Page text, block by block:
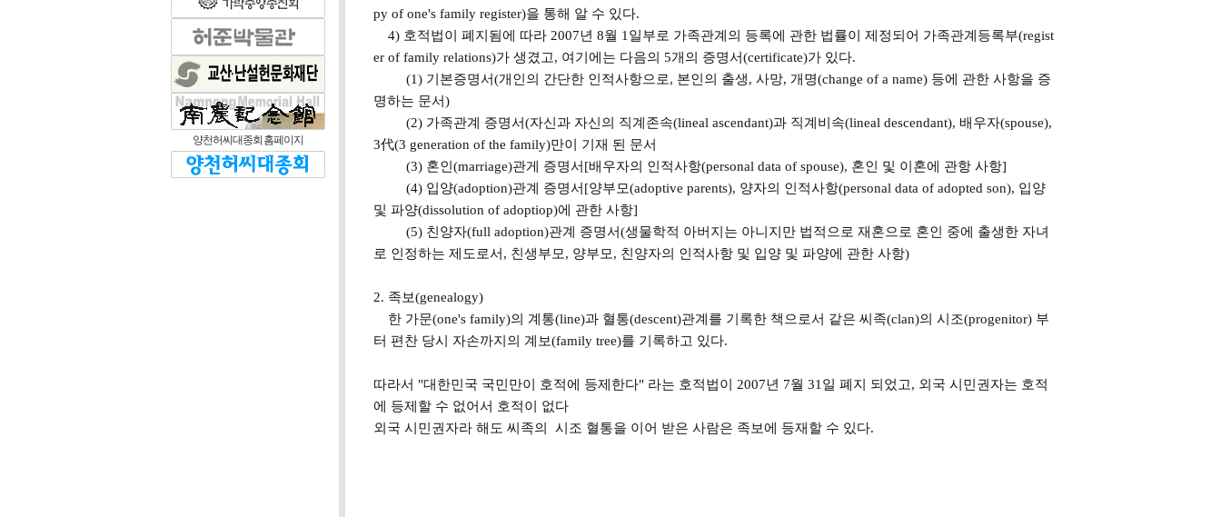
양천허씨대종회 홈페이지
py of one's family register)을 통해 알 수 있다.
4) 호적법이 폐지됨에 따라 2007년 8월 1일부로 가족관계의 등록에 관한 법률이 제정되어 가족관계등록부(regist
er of family relations)가 생겼고, 여기에는 다음의 5개의 증명서(certificate)가 있다.
(1) 기본증명서(개인의 간단한 인적사항으로, 본인의 출생, 사망, 개명(change of a name) 등에 관한 사항을 증
명하는 문서)
(2) 가족관계 증명서(자신과 자신의 직계존속(lineal ascendant)과 직계비속(lineal descendant), 배우자(spouse),
3代(3 generation of the family)만이 기재 된 문서
(3) 혼인(marriage)관게 증명서[배우자의 인적사항(personal data of spouse), 혼인 및 이혼에 관항 사항]
(4) 입양(adoption)관계 증명서[양부모(adoptive parents), 양자의 인적사항(personal data of adopted son), 입양
및 파양(dissolution of adoptiop)에 관한 사항]
(5) 친양자(full adoption)관계 증명서(생물학적 아버지는 아니지만 법적으로 재혼으로 혼인 중에 출생한 자녀
로 인정하는 제도로서, 친생부모, 양부모, 친양자의 인적사항 및 입양 및 파양에 관한 사항)
2. 족보(genealogy)
한 가문(one's family)의 계통(line)과 혈통(descent)관계를 기록한 책으로서 같은 씨족(clan)의 시조(progenitor) 부
터 편찬 당시 자손까지의 계보(family tree)를 기록하고 있다.
따라서 "대한민국 국민만이 호적에 등제한다" 라는 호적법이 2007년 7월 31일 폐지 되었고, 외국 시민권자는 호적
에 등제할 수 없어서 호적이 없다
외국 시민권자라 해도 씨족의 시조 혈통을 이어 받은 사람은 족보에 등재할 수 있다.